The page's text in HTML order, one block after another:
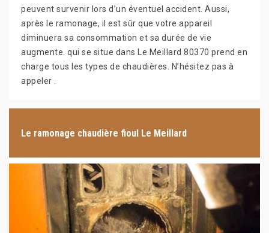
peuvent survenir lors d’un éventuel accident. Aussi,
après le ramonage, il est sûr que votre appareil
diminuera sa consommation et sa durée de vie
augmente. qui se situe dans Le Meillard 80370 prend en
charge tous les types de chaudières. N’hésitez pas à
appeler .
Le ramonage chaudière fioul Le Meillard